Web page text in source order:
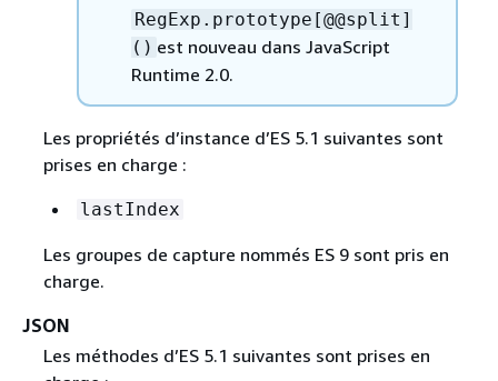
RegExp.prototype[@@split]
() est nouveau dans JavaScript
Runtime 2.0.
Les propriétés d’instance d’ES 5.1 suivantes sont
prises en charge :
lastIndex
Les groupes de capture nommés ES 9 sont pris en
charge.
JSON
Les méthodes d’ES 5.1 suivantes sont prises en